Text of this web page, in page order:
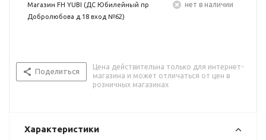
Магазин FH YUBI (ДС Юбилейный пр
Добролюбова д.18 вход №62)
Нет в наличии
Поделиться
Цена действительна только для интернет-
магазина и может отличаться от цен в
розничных магазинах
Характеристики